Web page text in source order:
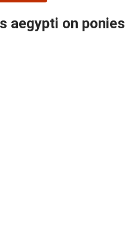
aegypti on ponies